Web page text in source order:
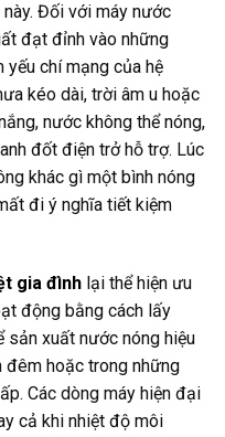
Đối với máy nước
đạt đỉnh vào những
yếu chí mạng của hệ
kéo dài, trời âm u hoặc
nước không thể nóng,
đốt điện trở hỗ trợ. Lúc
khác gì một bình nóng
đi ý nghĩa tiết kiệm
gia đình lại thể hiện ưu
động bằng cách lấy
sản xuất nước nóng hiệu
đêm hoặc trong những
Các dòng máy hiện đại
cả khi nhiệt độ môi